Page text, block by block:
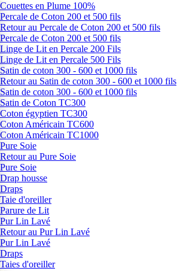
Couettes en Plume 100%
Percale de Coton 200 et 500 fils
Retour au Percale de Coton 200 et 500 fils
Percale de Coton 200 et 500 fils
Linge de Lit en Percale 200 Fils
Linge de Lit en Percale 500 Fils
Satin de coton 300 - 600 et 1000 fils
Retour au Satin de coton 300 - 600 et 1000 fils
Satin de coton 300 - 600 et 1000 fils
Satin de Coton TC300
Coton égyptien TC300
Coton Américain TC600
Coton Américain TC1000
Pure Soie
Retour au Pure Soie
Pure Soie
Drap housse
Draps
Taie d'oreiller
Parure de Lit
Pur Lin Lavé
Retour au Pur Lin Lavé
Pur Lin Lavé
Draps
Taies d'oreiller